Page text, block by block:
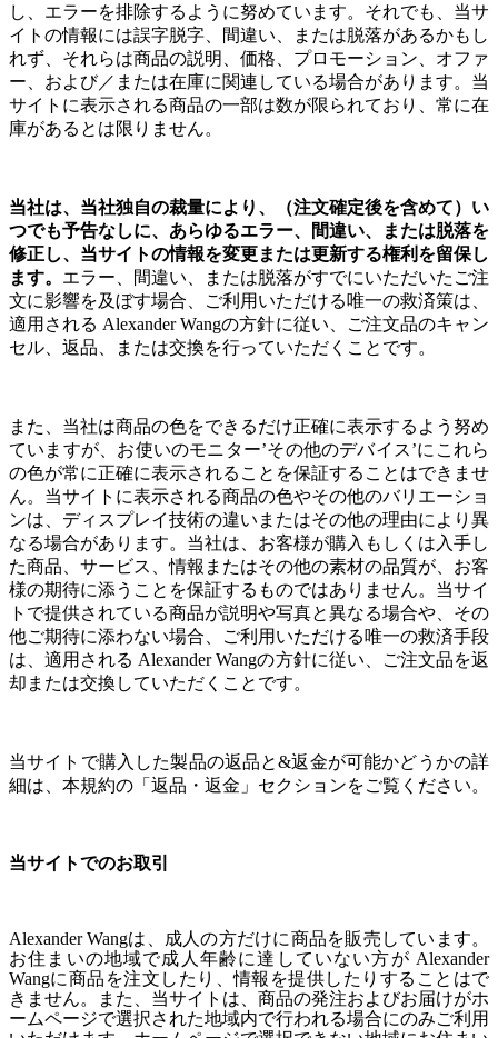
し、エラーを排除するように努めています。それでも、当サ
イトの情報には誤字脱字、間違い、または脱落があるかもし
れず、それらは商品の説明、価格、プロモーション、オファ
ー、および／または在庫に関連している場合があります。当
サイトに表示される商品の一部は数が限られており、常に在
庫があるとは限りません。
当社は、当社独自の裁量により、（注文確定後を含めて）い
つでも予告なしに、あらゆるエラー、間違い、または脱落を
修正し、当サイトの情報を変更または更新する権利を留保し
ます。 エラー、間違い、または脱落がすでにいただいたご注
文に影響を及ぼす場合、ご利用いただける唯一の救済策は、
適用される Alexander Wangの方針に従い、ご注文品のキャン
セル、返品、または交換を行っていただくことです。
また、当社は商品の色をできるだけ正確に表示するよう努め
ていますが、お使いのモニター’その他のデバイス’にこれら
の色が常に正確に表示されることを保証することはできませ
ん。当サイトに表示される商品の色やその他のバリエーショ
ンは、ディスプレイ技術の違いまたはその他の理由により異
なる場合があります。当社は、お客様が購入もしくは入手し
た商品、サービス、情報またはその他の素材の品質が、お客
様の期待に添うことを保証するものではありません。当サイ
トで提供されている商品が説明や写真と異なる場合や、その
他ご期待に添わない場合、ご利用いただける唯一の救済手段
は、適用される Alexander Wangの方針に従い、ご注文品を返
却または交換していただくことです。
当サイトで購入した製品の返品と&返金が可能かどうかの詳
細は、本規約の「返品・返金」セクションをご覧ください。
当サイトでのお取引
Alexander Wangは、成人の方だけに商品を販売しています。
お住まいの地域で成人年齢に達していない方が Alexander
Wangに商品を注文したり、情報を提供したりすることはで
きません。
また、当サイトは、商品の発注およびお届けがホ
ームページで選択された地域内で行われる場合にのみご利用